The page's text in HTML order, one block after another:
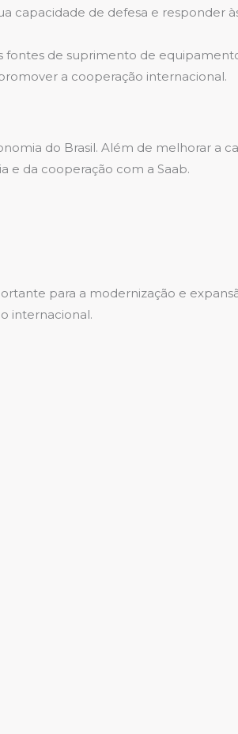
capacidade de defesa e responder
fontes de suprimento de
a cooperação internacional.
do Brasil. Além de melhorar a
e da cooperação com a Saab.
para a modernização e
internacional.